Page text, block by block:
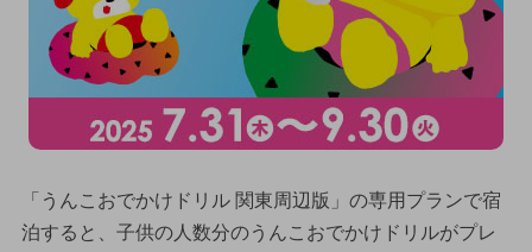
「うんこおでかけドリル 関東周辺版」の専用プランで宿
泊すると、子供の人数分のうんこおでかけドリルがプレ